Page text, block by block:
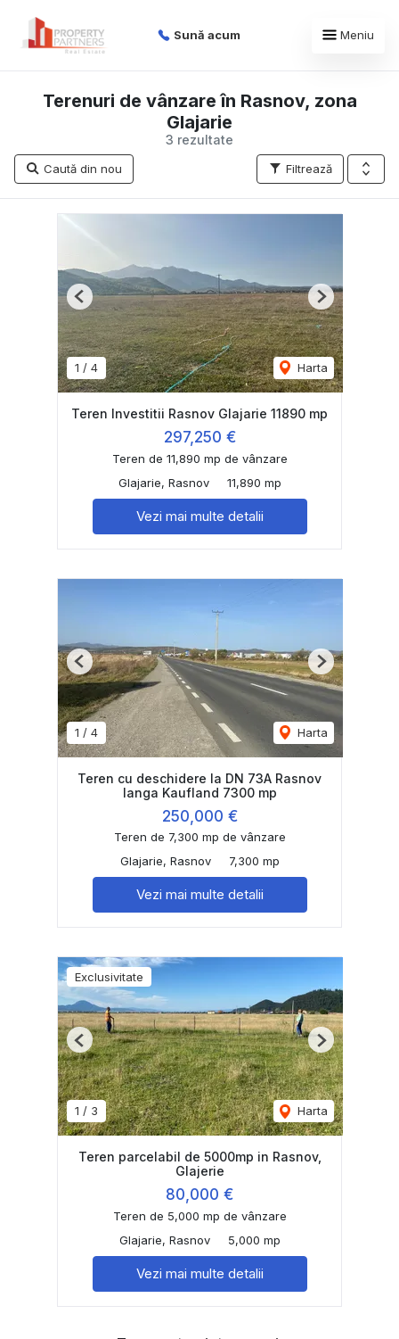
Sună acum Meniu
3 rezultate
Terenuri de vânzare în Rasnov, zona
Glajarie
Filtrează
Caută din nou
1 / 4 Harta
Previous Next
Teren Investitii Rasnov Glajarie 11890 mp
297,250 €
Teren de 11,890 mp de vânzare
Glajarie, Rasnov
11,890 mp
Vezi mai multe detalii
1 / 4 Harta
Previous Next
Teren cu deschidere la DN 73A Rasnov
langa Kaufland 7300 mp
250,000 €
Teren de 7,300 mp de vânzare
Glajarie, Rasnov
7,300 mp
Vezi mai multe detalii
Exclusivitate
1 / 3 Harta
Previous Next
Teren parcelabil de 5000mp in Rasnov,
Glajerie
80,000 €
Teren de 5,000 mp de vânzare
Glajarie, Rasnov
5,000 mp
Vezi mai multe detalii